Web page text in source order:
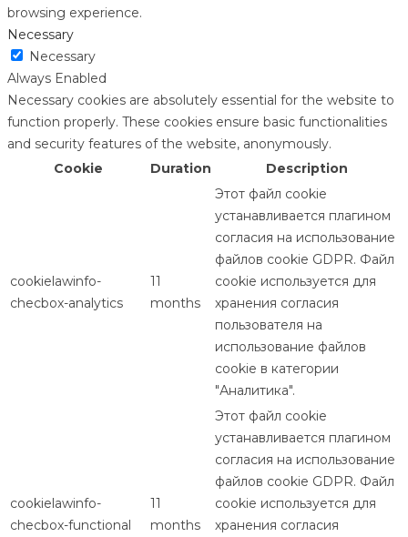
browsing experience.
Necessary
Necessary
Always Enabled
Necessary cookies are absolutely essential for the website to
function properly. These cookies ensure basic functionalities
and security features of the website, anonymously.
Cookie
Duration Description
cookielawinfo-
checbox-analytics
11
months
Этот файл cookie
устанавливается плагином
согласия на использование
файлов cookie GDPR. Файл
cookie используется для
хранения согласия
пользователя на
использование файлов
cookie в категории
"Аналитика".
cookielawinfo-
checbox-functional
11
months
Этот файл cookie
устанавливается плагином
согласия на использование
файлов cookie GDPR. Файл
cookie используется для
хранения согласия